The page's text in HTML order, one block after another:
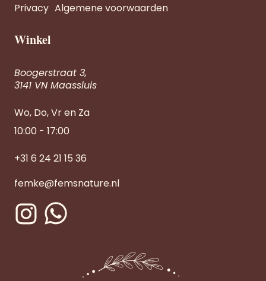
Privacy Algemene voorwaarden
Winkel
Boogerstraat 3,
3141 VN Maassluis
Wo, Do, Vr en Za
10:00 - 17:00
+31 6 24 21 15 36
femke@femsnature.nl